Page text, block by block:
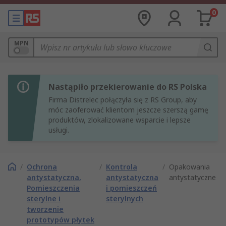
0
MPN
Nastąpiło przekierowanie do RS Polska
Firma Distrelec połączyła się z RS Group, aby
móc zaoferować klientom jeszcze szerszą gamę
produktów, zlokalizowane wsparcie i lepsze
usługi.
/ Ochrona
antystatyczna,
Pomieszczenia
sterylne i
tworzenie
prototypów płytek
/ Kontrola
antystatyczna
i pomieszczeń
sterylnych
/ Opakowania
antystatyczne